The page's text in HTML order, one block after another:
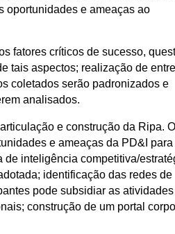
oportunidades e ameaças ao
fatores críticos de sucesso,
tais aspectos; realização de
coletados serão padronizados e
analisados.
e construção da Ripa. O
e ameaças da PD&I para
de inteligência competitiva/
identificação das redes de
pode subsidiar as
construção de um portal